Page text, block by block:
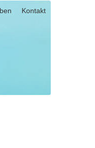
Kontakt
Datum zu suchen.